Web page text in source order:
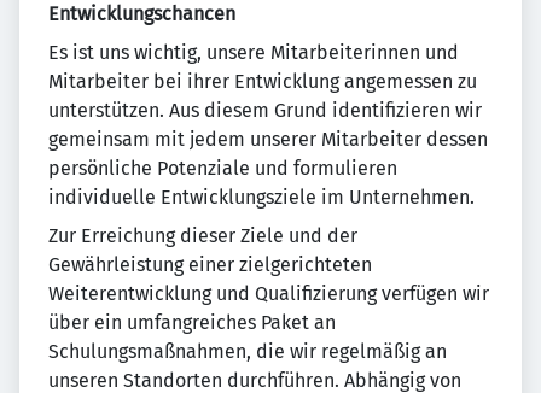
Entwicklungschancen
Es ist uns wichtig, unsere Mitarbeiterinnen und
Mitarbeiter bei ihrer Entwicklung angemessen zu
unterstützen. Aus diesem Grund identifizieren wir
gemeinsam mit jedem unserer Mitarbeiter dessen
persönliche Potenziale und formulieren
individuelle Entwicklungsziele im Unternehmen.
Zur Erreichung dieser Ziele und der
Gewährleistung einer zielgerichteten
Weiterentwicklung und Qualifizierung verfügen wir
über ein umfangreiches Paket an
Schulungsmaßnahmen, die wir regelmäßig an
unseren Standorten durchführen. Abhängig von